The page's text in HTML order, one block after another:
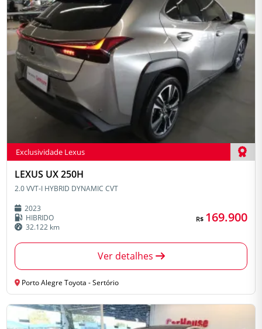
Exclusividade Lexus
LEXUS UX 250H
2.0 VVT-I HYBRID DYNAMIC CVT
2023
HIBRIDO
32.122 km
R$ 169.900
Ver detalhes
Porto Alegre Toyota - Sertório